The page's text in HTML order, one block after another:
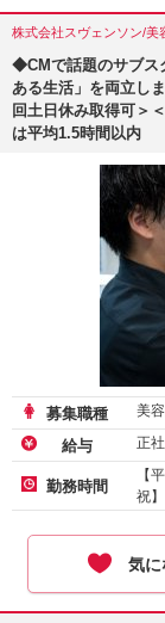
株式会社スヴェンソン/美
◆CMで話題のサブス
ある生活」を両立し
回土日休み取得可＞
は平均1.5時間以内
募集職種 美
給与 正
勤務時間
【
祝
気に